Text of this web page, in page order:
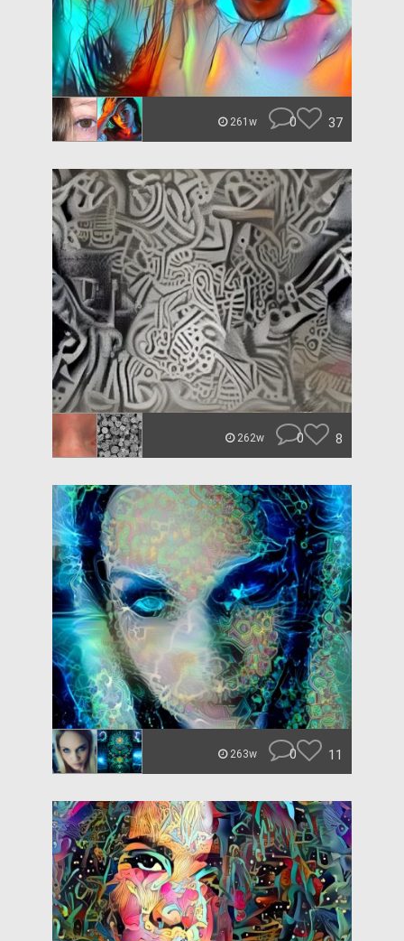
261w 0 37
262w 0 8
263w 0 11